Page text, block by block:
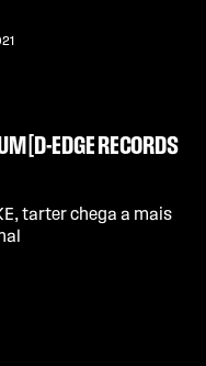
[D-EDGE RECORDS
tarter chega a mais